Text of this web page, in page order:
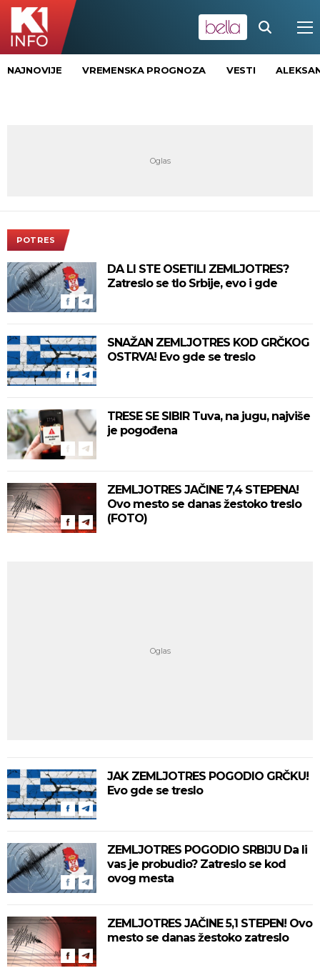
NAJNOVIJE VREMENSKA PROGNOZA VESTI
POTRES
DA LI STE OSETILI ZEMLJOTRES?
Zatreslo se tlo Srbije, evo i gde
SNAŽAN ZEMLJOTRES KOD GRČKOG
OSTRVA! Evo gde se treslo
TRESE SE SIBIR Tuva, na jugu, najviše
je pogođena
ZEMLJOTRES JAČINE 7,4 STEPENA!
Ovo mesto se danas žestoko treslo
(FOTO)
JAK ZEMLJOTRES POGODIO GRČKU!
Evo gde se treslo
ZEMLJOTRES POGODIO SRBIJU Da li
vas je probudio? Zatreslo se kod
ovog mesta
ZEMLJOTRES JAČINE 5,1 STEPEN! Ovo
mesto se danas žestoko zatreslo